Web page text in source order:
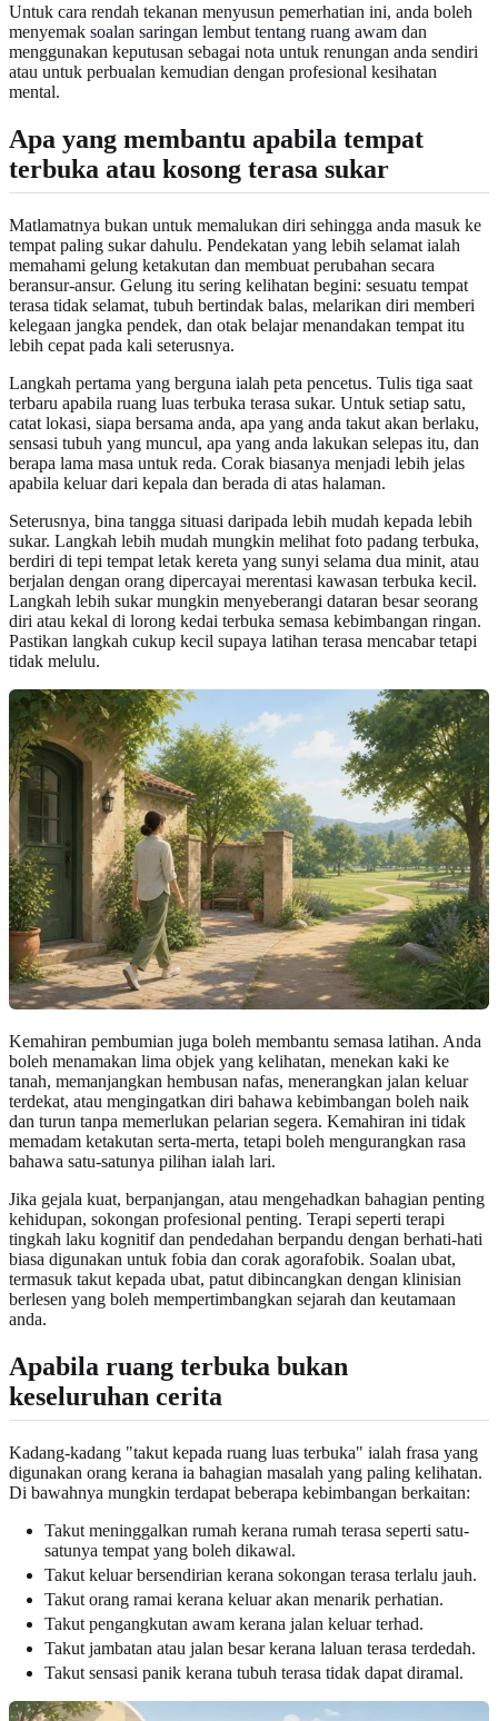
Untuk cara rendah tekanan menyusun pemerhatian ini, anda boleh
menyemak soalan saringan lembut tentang ruang awam dan
menggunakan keputusan sebagai nota untuk renungan anda sendiri
atau untuk perbualan kemudian dengan profesional kesihatan
mental.
Apa yang membantu apabila tempat
terbuka atau kosong terasa sukar
Matlamatnya bukan untuk memalukan diri sehingga anda masuk ke
tempat paling sukar dahulu. Pendekatan yang lebih selamat ialah
memahami gelung ketakutan dan membuat perubahan secara
beransur-ansur. Gelung itu sering kelihatan begini: sesuatu tempat
terasa tidak selamat, tubuh bertindak balas, melarikan diri memberi
kelegaan jangka pendek, dan otak belajar menandakan tempat itu
lebih cepat pada kali seterusnya.
Langkah pertama yang berguna ialah peta pencetus. Tulis tiga saat
terbaru apabila ruang luas terbuka terasa sukar. Untuk setiap satu,
catat lokasi, siapa bersama anda, apa yang anda takut akan berlaku,
sensasi tubuh yang muncul, apa yang anda lakukan selepas itu, dan
berapa lama masa untuk reda. Corak biasanya menjadi lebih jelas
apabila keluar dari kepala dan berada di atas halaman.
Seterusnya, bina tangga situasi daripada lebih mudah kepada lebih
sukar. Langkah lebih mudah mungkin melihat foto padang terbuka,
berdiri di tepi tempat letak kereta yang sunyi selama dua minit, atau
berjalan dengan orang dipercayai merentasi kawasan terbuka kecil.
Langkah lebih sukar mungkin menyeberangi dataran besar seorang
diri atau kekal di lorong kedai terbuka semasa kebimbangan ringan.
Pastikan langkah cukup kecil supaya latihan terasa mencabar tetapi
tidak melulu.
Kemahiran pembumian juga boleh membantu semasa latihan. Anda
boleh menamakan lima objek yang kelihatan, menekan kaki ke
tanah, memanjangkan hembusan nafas, menerangkan jalan keluar
terdekat, atau mengingatkan diri bahawa kebimbangan boleh naik
dan turun tanpa memerlukan pelarian segera. Kemahiran ini tidak
memadam ketakutan serta-merta, tetapi boleh mengurangkan rasa
bahawa satu-satunya pilihan ialah lari.
Jika gejala kuat, berpanjangan, atau mengehadkan bahagian penting
kehidupan, sokongan profesional penting. Terapi seperti terapi
tingkah laku kognitif dan pendedahan berpandu dengan berhati-hati
biasa digunakan untuk fobia dan corak agorafobik. Soalan ubat,
termasuk takut kepada ubat, patut dibincangkan dengan klinisian
berlesen yang boleh mempertimbangkan sejarah dan keutamaan
anda.
Apabila ruang terbuka bukan
keseluruhan cerita
Kadang-kadang "takut kepada ruang luas terbuka" ialah frasa yang
digunakan orang kerana ia bahagian masalah yang paling kelihatan.
Di bawahnya mungkin terdapat beberapa kebimbangan berkaitan:
Takut meninggalkan rumah kerana rumah terasa seperti satu-
satunya tempat yang boleh dikawal.
Takut keluar bersendirian kerana sokongan terasa terlalu jauh.
Takut orang ramai kerana keluar akan menarik perhatian.
Takut pengangkutan awam kerana jalan keluar terhad.
Takut jambatan atau jalan besar kerana laluan terasa terdedah.
Takut sensasi panik kerana tubuh terasa tidak dapat diramal.